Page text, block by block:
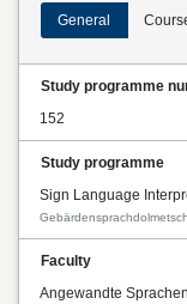
General
Study programme
152
Study programme
Sign Language
Faculty
Angewandte